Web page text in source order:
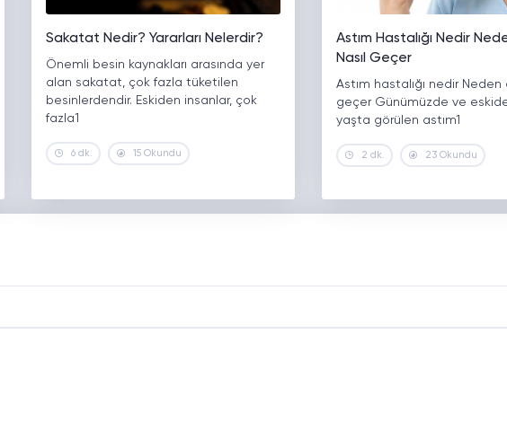
Sakatat Nedir? Yararları Nelerdir?
Önemli besin kaynakları arasında yer
alan sakatat, çok fazla tüketilen
besinlerdendir. Eskiden insanlar, çok
fazla1
6 dk. 15 Okundu
Astım Hastalığı Nedir
Nasıl Geçer
Astım hastalığı nedir Neden
geçer Günümüzde ve
yaşta görülen astım1
2 dk. 23 Okundu